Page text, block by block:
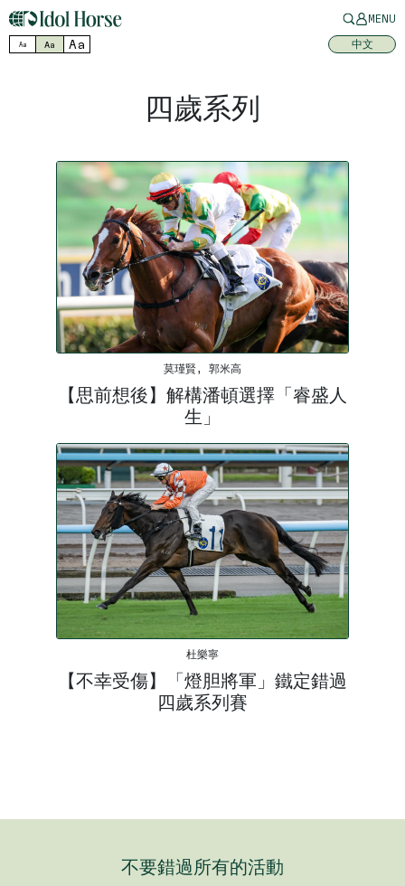
MENU
Aa Aa Aa 中文
四歲系列
莫瑾賢, 郭米高
【思前想後】解構潘頓選擇「睿盛人
生」
杜樂寧
【不幸受傷】「燈胆將軍」鐵定錯過
四歲系列賽
不要錯過所有的活動